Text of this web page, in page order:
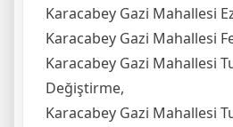
Karacabey Gazi Mahallesi
Karacabey Gazi Mahallesi
Karacabey Gazi Mahallesi
Değiştirme,
Karacabey Gazi Mahallesi